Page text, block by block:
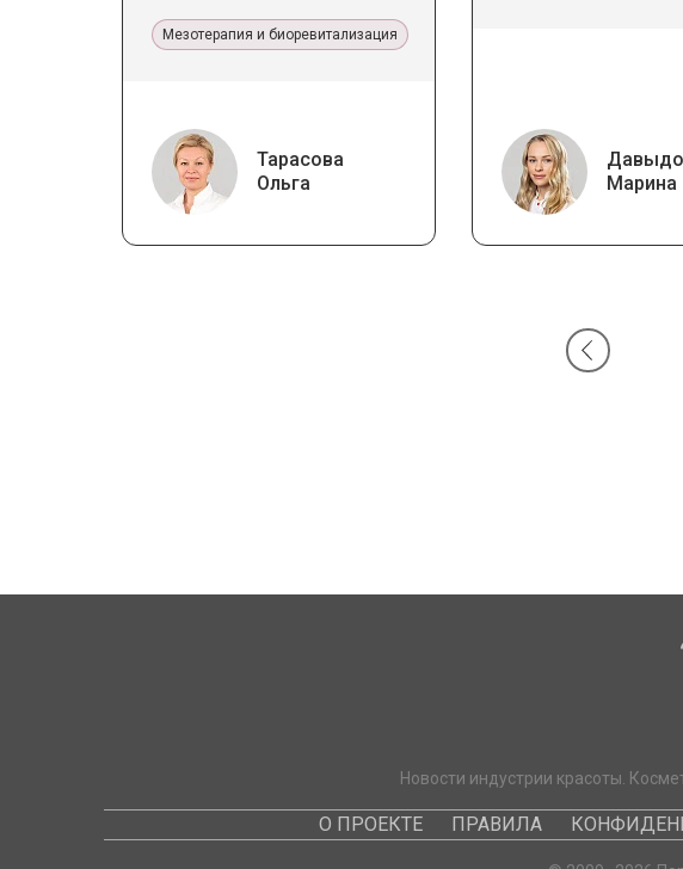
Мезотерапия и биоревитализация
Тарасова
Ольга
Марина
Новости индустрии красоты.
О ПРОЕКТЕ ПРАВИЛА